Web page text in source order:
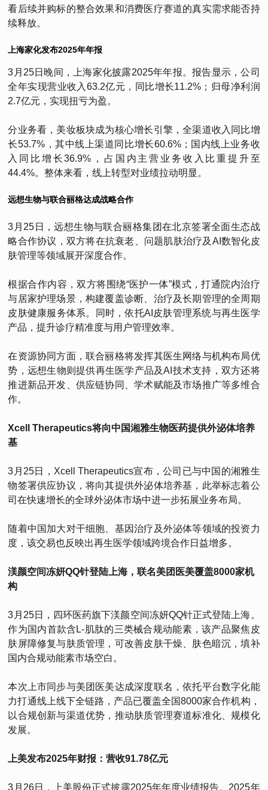
看后续并购标的整合效果和消费医疗赛道的真实需求能否持
续释放。
上海家化发布2025年年报
3月25日晚间，上海家化披露2025年年报。报告显示，公司
全年实现营业收入63.2亿元，同比增长11.2%；归母净利润
2.7亿元，实现扭亏为盈。
分业务看，美妆板块成为核心增长引擎，全渠道收入同比增
长53.7%，其中线上渠道同比增长60.6%；国内线上业务收
入同比增长36.9%，占国内主营业务收入比重提升至
44.4%。整体来看，线上转型对业绩拉动明显。
远想生物与联合丽格达成战略合作
3月25日，远想生物与联合丽格集团在北京签署全面生态战
略合作协议，双方将在抗衰老、问题肌肤治疗及AI数智化皮
肤管理等领域展开深度合作。
根据合作内容，双方将围绕“医护一体”模式，打通院内治疗
与居家护理场景，构建覆盖诊断、治疗及长期管理的全周期
皮肤健康服务体系。同时，依托AI皮肤管理系统与再生医学
产品，提升诊疗精准度与用户管理效率。
在资源协同方面，联合丽格将发挥其医生网络与机构布局优
势，远想生物则提供再生医学产品及AI技术支持，双方还将
推进新品开发、供应链协同、学术赋能及市场推广等多维合
作。
Xcell Therapeutics将向中国湘雅生物医药提供外泌体培养
基
3月25日，Xcell Therapeutics宣布，公司已与中国的湘雅生
物签署供应协议，将向其提供外泌体培养基，此举标志着公
司在快速增长的全球外泌体市场中进一步拓展业务布局。
随着中国加大对干细胞、基因治疗及外泌体等领域的投资力
度，该交易也反映出再生医学领域跨境合作日益增多。
渼颜空间冻妍QQ针登陆上海，联名美团医美覆盖8000家机
构
3月25日，四环医药旗下渼颜空间冻妍QQ针正式登陆上海。
作为国内首款含L-肌肽的三类械合规动能素，该产品聚焦皮
肤屏障修复与肤质管理，可改善皮肤干燥、肤色暗沉，填补
国内合规动能素市场空白。
本次上市同步与美团医美达成深度联名，依托平台数字化能
力打通线上线下全链路，产品已覆盖全国8000家合作机构，
以合规创新与渠道优势，推动肤质管理赛道标准化、规模化
发展。
上美发布2025年财报：营收91.78亿元
3月26日，上美股份正式披露2025年年度业绩报告。2025年